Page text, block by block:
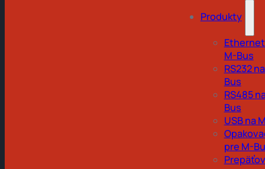
Produkty
M-Bus
RS232
Bus
RS485
Bus
USB na
pre M-